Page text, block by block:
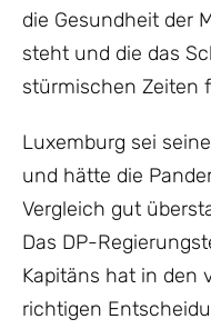
die Gesundheit der
steht und die das
stürmischen Zeiten
Luxemburg sei
und hätte die
Vergleich gut
Das DP-
Kapitäns hat in den
richtigen